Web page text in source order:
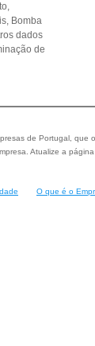
Bomba
dados
de
de Portugal,
Atualize a
O que é o